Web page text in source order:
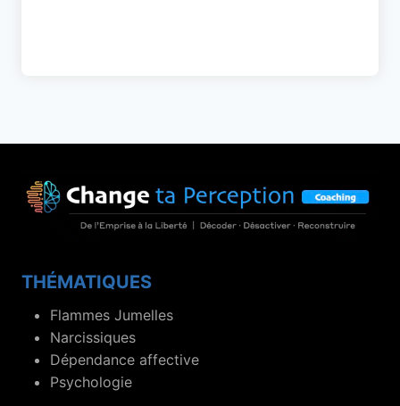
THÉMATIQUES
Flammes Jumelles
Narcissiques
Dépendance affective
Psychologie